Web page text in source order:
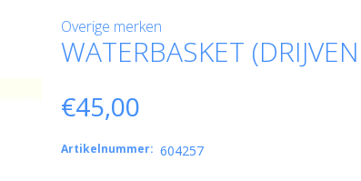
Overige merken
WATERBASKET
€45,00
Artikelnummer: 604257